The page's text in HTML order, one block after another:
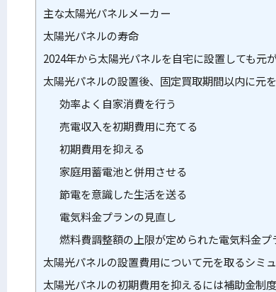
主な太陽光パネルメーカー
太陽光パネルの寿命
2024年から太陽光パネルを自宅に設置しても元
太陽光パネルの設置後、固定買取期間以内に元
効率よく自家消費を行う
売電収入を初期費用に充てる
初期費用を抑える
家庭用蓄電池と併用させる
節電を意識した生活を送る
電気料金プランの見直し
燃料費調整額の上限が定められた電気料金プ
太陽光パネルの設置費用について元を取るシミ
太陽光パネルの初期費用を抑えるには補助金制